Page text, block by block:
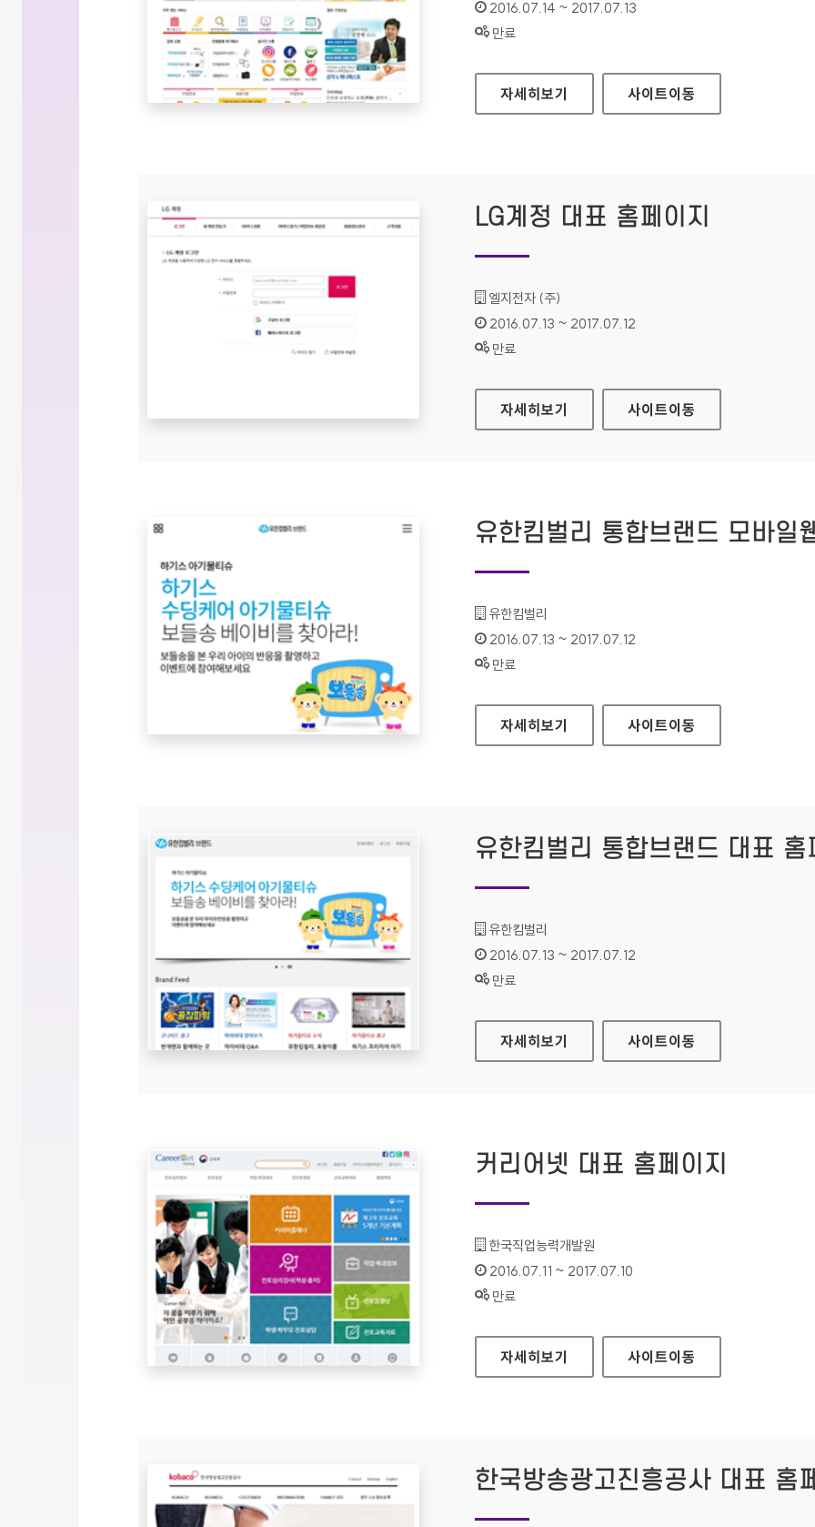
인증기간 :
2016.07.14 ~ 2017.07.13
상태 :
만료
성북구청 대표 홈페이지
자세히보기 사이트이동
LG계정 대표 홈페이지
기관명 :
엘지전자 (주)
인증기간 :
2016.07.13 ~ 2017.07.12
상태 :
만료
LG계정 대표 홈페이지
자세히보기 사이트이동
유한킴벌리 통합브랜드 모바일
기관명 :
유한킴벌리
인증기간 :
2016.07.13 ~ 2017.07.12
상태 :
만료
유한킴벌리 통합브랜드 모바일웹
자세히보기 사이트이동
유한킴벌리 통합브랜드 대표 홈
기관명 :
유한킴벌리
인증기간 :
2016.07.13 ~ 2017.07.12
상태 :
만료
유한킴벌리 통합브랜드 대표 홈페이지
자세히보기 사이트이동
커리어넷 대표 홈페이지
기관명 :
한국직업능력개발원
인증기간 :
2016.07.11 ~ 2017.07.10
상태 :
만료
커리어넷 대표 홈페이지
자세히보기 사이트이동
한국방송광고진흥공사 대표 홈